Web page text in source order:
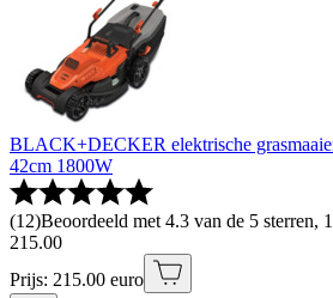
BLACK+DECKER elektrische
42cm 1800W
(12)Beoordeeld met 4.3 van de 5 sterren,
215.00
Prijs: 215.00 euro